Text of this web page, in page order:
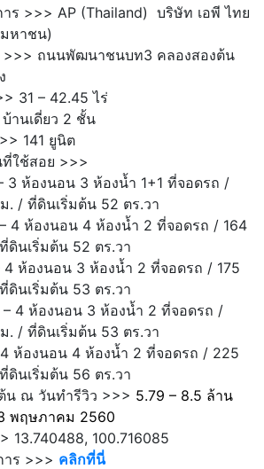
าร >>> AP (Thailand) บริษัท เอพี ไทย
หาชน)
>>> ถนนพัฒนาชนบท3 คลองสองต้น
31 – 42.45 ไร่
านเดี่ยว 2 ชั้น
141 ยูนิต
ใช้สอย >>>
3 ห้องนอน 3 ห้องน้ำ 1+1 ที่จอดรถ /
. / ที่ดินเริ่มต้น 52 ตร.วา
4 ห้องนอน 4 ห้องน้ำ 2 ที่จอดรถ / 164
ดินเริ่มต้น 52 ตร.วา
4 ห้องนอน 3 ห้องน้ำ 2 ที่จอดรถ / 175
ดินเริ่มต้น 53 ตร.วา
– 4 ห้องนอน 3 ห้องน้ำ 2 ที่จอดรถ /
. / ที่ดินเริ่มต้น 53 ตร.วา
4 ห้องนอน 4 ห้องน้ำ 2 ที่จอดรถ / 225
ดินเริ่มต้น 56 ตร.วา
น ณ วันทำรีวิว >>> 5.79 – 8.5 ล้าน
พฤษภาคม 2560
13.740488, 100.716085
าร >>> คลิกที่นี่